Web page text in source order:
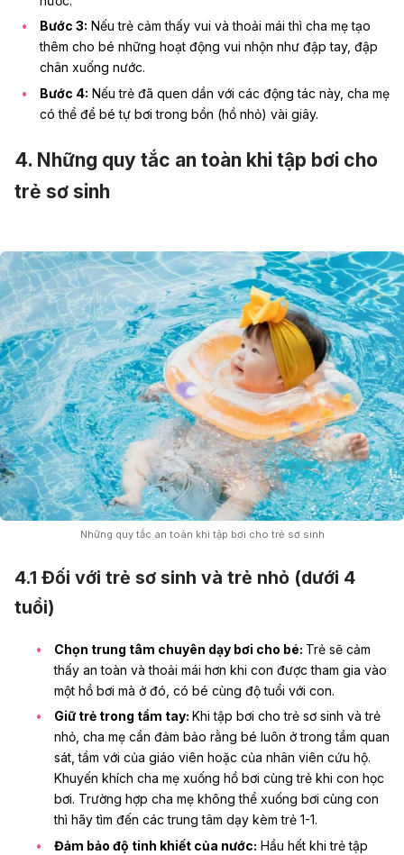
Bước 3: Nếu trẻ cảm thấy vui và thoải mái thì cha mẹ tạo
thêm cho bé những hoạt động vui nhộn như đập tay, đập
chân xuống nước.
Bước 4: Nếu trẻ đã quen dần với các động tác này, cha mẹ
có thể để bé tự bơi trong bồn (hồ nhỏ) vài giây.
4. Những quy tắc an toàn khi tập bơi cho
trẻ sơ sinh
Những quy tắc an toàn khi tập bơi cho trẻ sơ sinh
4.1 Đối với trẻ sơ sinh và trẻ nhỏ (dưới 4
tuổi)
Chọn trung tâm chuyên dạy bơi cho bé: Trẻ sẽ cảm
thấy an toàn và thoải mái hơn khi con được tham gia vào
một hồ bơi mà ở đó, có bé cùng độ tuổi với con.
Giữ trẻ trong tầm tay: Khi tập bơi cho trẻ sơ sinh và trẻ
nhỏ, cha mẹ cần đảm bảo rằng bé luôn ở trong tầm quan
sát, tầm với của giáo viên hoặc của nhân viên cứu hộ.
Khuyến khích cha mẹ xuống hồ bơi cùng trẻ khi con học
bơi. Trường hợp cha mẹ không thể xuống bơi cùng con
thì hãy tìm đến các trung tâm dạy kèm trẻ 1-1.
Đảm bảo độ tinh khiết của nước: Hầu hết khi trẻ tập